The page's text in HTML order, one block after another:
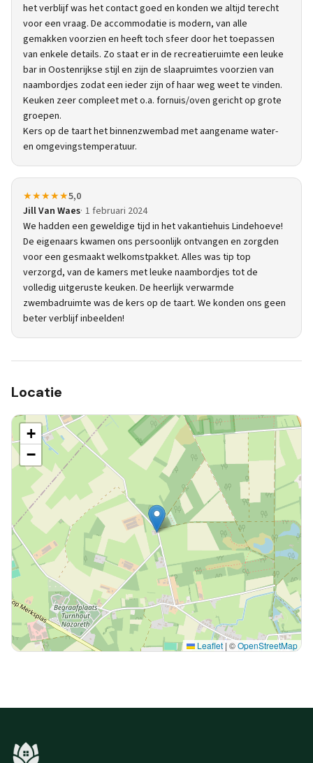
het verblijf was het contact goed en konden we altijd terecht
voor een vraag. De accommodatie is modern, van alle
gemakken voorzien en heeft toch sfeer door het toepassen
van enkele details. Zo staat er in de recreatieruimte een leuke
bar in Oostenrijkse stijl en zijn de slaapruimtes voorzien van
naambordjes zodat een ieder zijn of haar weg weet te vinden.
Keuken zeer compleet met o.a. fornuis/oven gericht op grote
groepen.
Kers op de taart het binnenzwembad met aangename water-
en omgevingstemperatuur.
★★★★★5,0
Jill Van Waes 1 februari 2024
We hadden een geweldige tijd in het vakantiehuis Lindehoeve!
De eigenaars kwamen ons persoonlijk ontvangen en zorgden
voor een gesmaakt welkomstpakket. Alles was tip top
verzorgd, van de kamers met leuke naambordjes tot de
volledig uitgeruste keuken. De heerlijk verwarmde
zwembadruimte was de kers op de taart. We konden ons geen
beter verblijf inbeelden!
Locatie
+
−
Leaflet | ©OpenStreetMap